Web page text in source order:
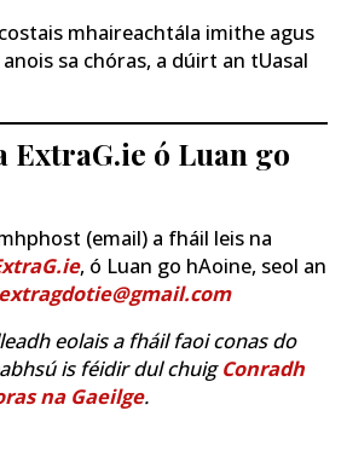
mhaireachtála imithe agus
sa chóras, a dúirt an tUasal
ExtraG.ie ó Luan go
(email) a fháil leis na
, ó Luan go hAoine, seol an
eolais a fháil faoi conas do
is féidir dul chuigConradh
na Gaeilge.